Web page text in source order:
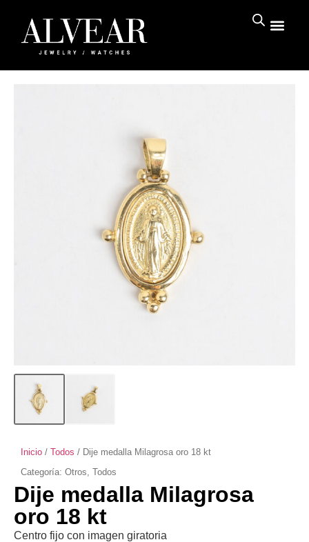
Inicio / Todos / Dije medalla Milagrosa oro 18 kt
Categoría: Otros Todos
Dije medalla Milagrosa
oro 18 kt
Centro fijo con imagen giratoria